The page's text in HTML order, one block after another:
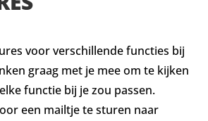
voor verschillende functies bij
graag met je mee om te kijken
functie bij je zou passen.
een mailtje te sturen naar